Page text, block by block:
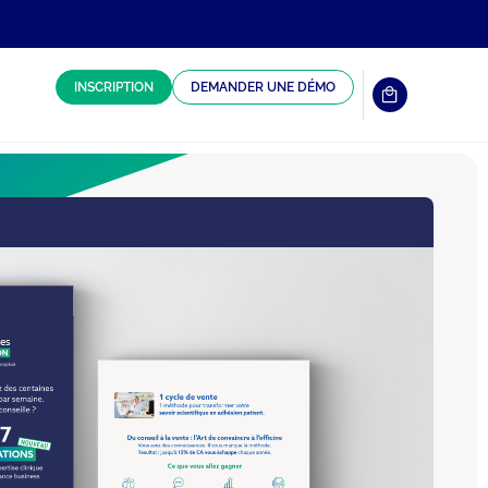
INSCRIPTION DEMANDER UNE DÉMO